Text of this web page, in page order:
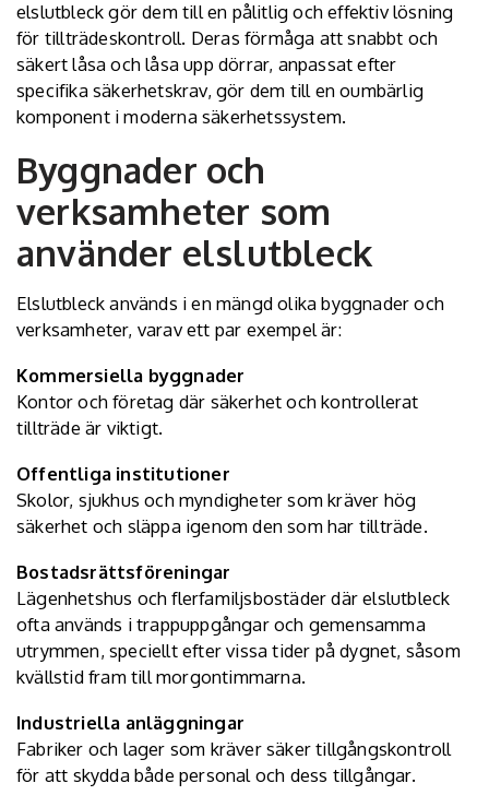
elslutbleck gör dem till en pålitlig och effektiv lösning
för tillträdeskontroll. Deras förmåga att snabbt och
säkert låsa och låsa upp dörrar, anpassat efter
specifika säkerhetskrav, gör dem till en oumbärlig
komponent i moderna säkerhetssystem.
Byggnader och
verksamheter som
använder elslutbleck
Elslutbleck används i en mängd olika byggnader och
verksamheter, varav ett par exempel är:
Kommersiella byggnader
Kontor och företag där säkerhet och kontrollerat
tillträde är viktigt.
Offentliga institutioner
Skolor, sjukhus och myndigheter som kräver hög
säkerhet och släppa igenom den som har tillträde.
Bostadsrättsföreningar
Lägenhetshus och flerfamiljsbostäder där elslutbleck
ofta används i trappuppgångar och gemensamma
utrymmen, speciellt efter vissa tider på dygnet, såsom
kvällstid fram till morgontimmarna.
Industriella anläggningar
Fabriker och lager som kräver säker tillgångskontroll
för att skydda både personal och dess tillgångar.